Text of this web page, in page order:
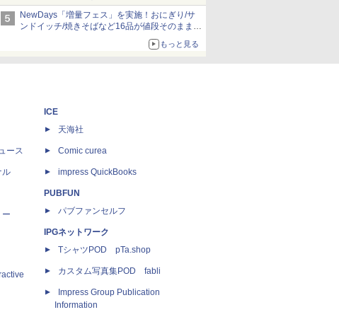
NewDays「増量フェス」を実施！おにぎり/サ
ンドイッチ/焼きそばなど16品が値段そのままで
もっと見る
ース
ル
ー
ICE
天海社
Comic curea
impress QuickBooks
PUBFUN
パブファンセルフ
IPGネットワーク
TシャツPOD pTa.shop
カスタム写真集POD fabli
Impress Group Publication
Information